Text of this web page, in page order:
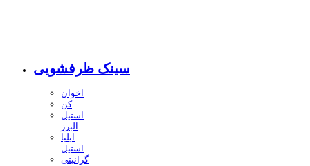
سینک ظرفشویی
اخوان
کن
استیل
البرز
ایلیا
استیل
گرانیتی